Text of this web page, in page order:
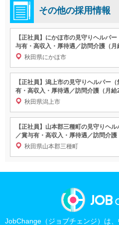
その他の採用情報
【正社員】にかほ市の見守りヘルパ
与有・高収入・厚待遇／訪問介護（月
秋田県にかほ市
【正社員】潟上市の見守りヘルパー
有・高収入・厚待遇／訪問介護（月給
秋田県潟上市
【正社員】山本郡三種町の見守りヘ
／賞与有・高収入・厚待遇／訪問介
秋田県山本郡三種町
JobChange（ジョブチェンジ）は